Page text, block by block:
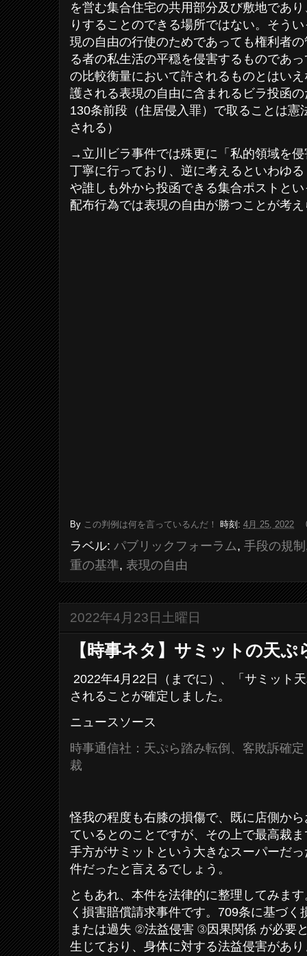
を営む集合住宅の共用部分及び敷地であ
りすることのできる場所ではない。そう
現の自由の行使のためであっても権利者
る者の私生活の平穏を侵害するものであ
の比較衡量において許されるものとはい
護される表現の自由に含まれるビラ投函
130条前段（住居侵入罪）で取ることは憲
される）
→立川ビラ事件では殊更に「私的領域を
丁寧に行っており、逆に考えるといわゆ
や誰しも外から投函できる集合ポストと
配布行為では表現の自由が勝つことが考
By この判例は何を言っているんだ！ 時刻: 4月 25, 2022
ラベル: パブリックフォーラム, 手段の規制
重の基準, 表現の自由
2022年4月23日土曜日
【時事ネタ】サミットの天ぷ
2022年4月22日（までに）、「サミット
されることが確定しました。
ニュースソース
時事通信社：天ぷら踏み転倒、客敗訴確
裁
怪我の程度も右膝の損傷で、既に店側か
ているとのことですが、その上で最高裁
手方がサミットという大きなスーパーだ
件だったと言えるでしょう。
ともあれ、本件を法律的に整理してみま
く損害賠償請求事件です。709条に基づ
または過失 ②法益侵害 ③因果関係 が必要
生じており、身体に対する法益侵害があ